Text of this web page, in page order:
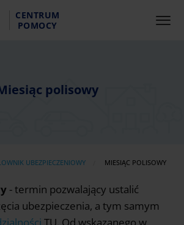
CENTRUM
POMOCY
polisowy
UBEZPIECZENIOWY AKTUALNIE:
MIESIĄC POLISOWY
- termin pozwalający ustalić
ubezpieczenia, a tym samym